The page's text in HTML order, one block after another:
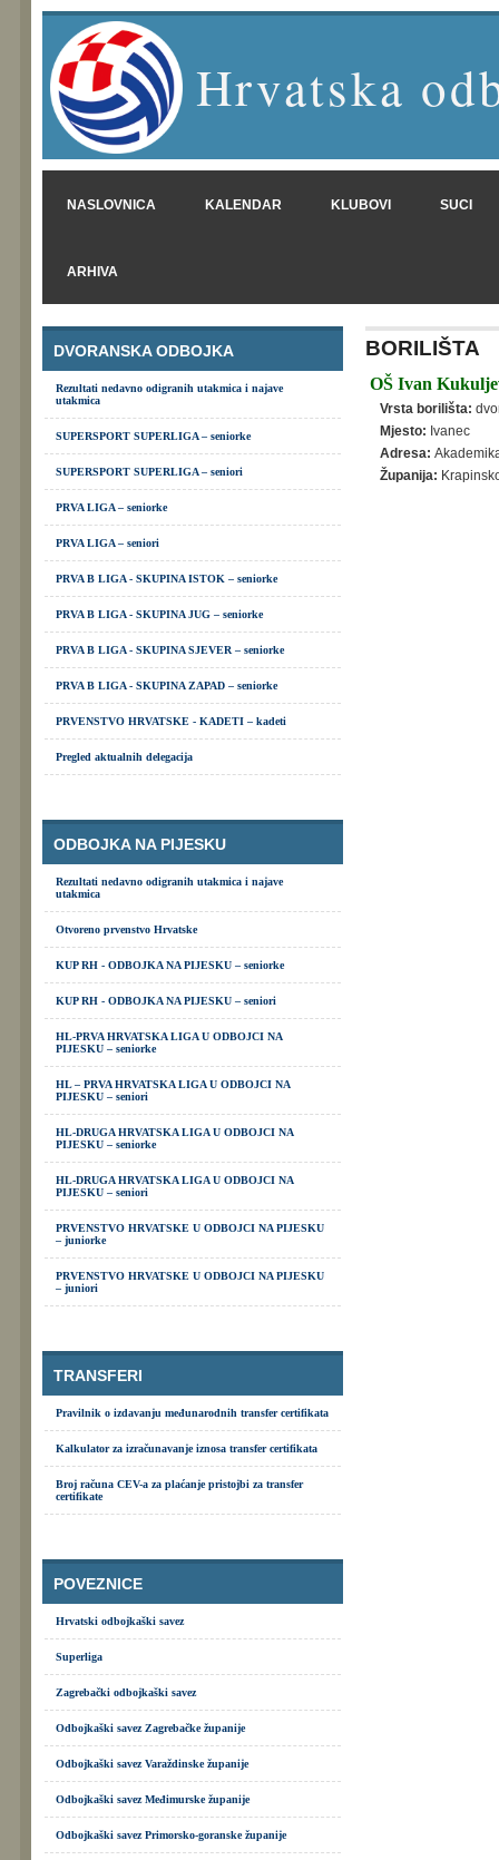
Hrvatska
NASLOVNICA KALENDAR KLUBOVI SUCI
ARHIVA
DVORANSKA ODBOJKA
Rezultati nedavno odigranih utakmica i najave
utakmica
SUPERSPORT SUPERLIGA – seniorke
SUPERSPORT SUPERLIGA – seniori
PRVA LIGA – seniorke
PRVA LIGA – seniori
PRVA B LIGA - SKUPINA ISTOK – seniorke
PRVA B LIGA - SKUPINA JUG – seniorke
PRVA B LIGA - SKUPINA SJEVER – seniorke
PRVA B LIGA - SKUPINA ZAPAD – seniorke
PRVENSTVO HRVATSKE - KADETI – kadeti
Pregled aktualnih delegacija
ODBOJKA NA PIJESKU
Rezultati nedavno odigranih utakmica i najave
utakmica
Otvoreno prvenstvo Hrvatske
KUP RH - ODBOJKA NA PIJESKU – seniorke
KUP RH - ODBOJKA NA PIJESKU – seniori
HL-PRVA HRVATSKA LIGA U ODBOJCI NA
PIJESKU – seniorke
HL – PRVA HRVATSKA LIGA U ODBOJCI NA
PIJESKU – seniori
HL-DRUGA HRVATSKA LIGA U ODBOJCI NA
PIJESKU – seniorke
HL-DRUGA HRVATSKA LIGA U ODBOJCI NA
PIJESKU – seniori
PRVENSTVO HRVATSKE U ODBOJCI NA PIJESKU
– juniorke
PRVENSTVO HRVATSKE U ODBOJCI NA PIJESKU
– juniori
TRANSFERI
Pravilnik o izdavanju međunarodnih transfer certifikata
Kalkulator za izračunavanje iznosa transfer certifikata
Broj računa CEV-a za plaćanje pristojbi za transfer
certifikate
POVEZNICE
Hrvatski odbojkaški savez
Superliga
Zagrebački odbojkaški savez
Odbojkaški savez Zagrebačke županije
Odbojkaški savez Varaždinske županije
Odbojkaški savez Međimurske županije
Odbojkaški savez Primorsko-goranske županije
BORILIŠTA
OŠ Ivan
Vrsta borilišta:
Mjesto: Ivanec
Adresa:
Županija: